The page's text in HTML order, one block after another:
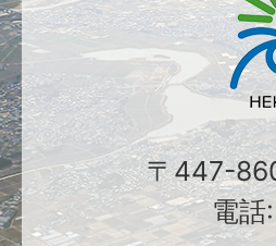
〒447-
電話